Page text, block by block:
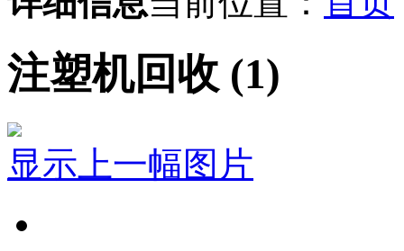
注塑机回收 (1)
显示上一幅图片